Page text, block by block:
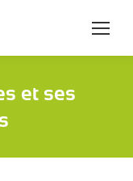
et ses